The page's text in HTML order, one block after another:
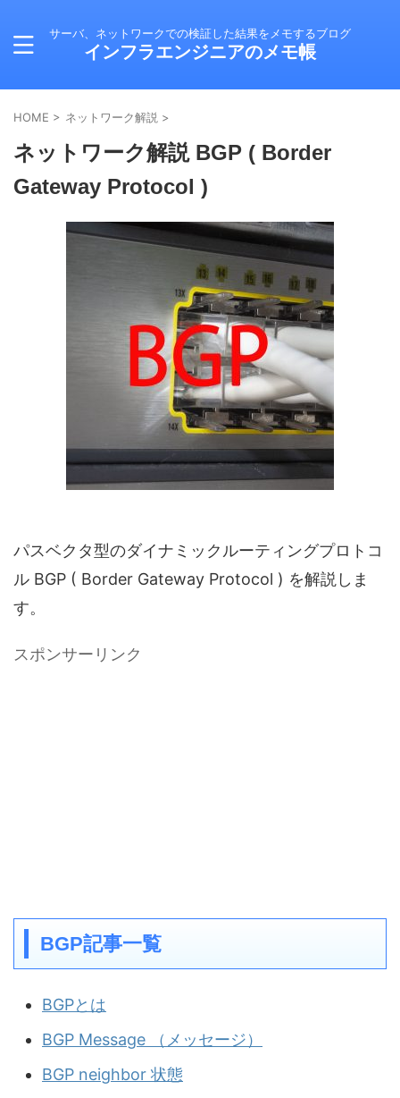
サーバ、ネットワークでの検証した結果をメモするブログ
インフラエンジニアのメモ帳
HOME > ネットワーク解説 >
ネットワーク解説 BGP ( Border
Gateway Protocol )
パスベクタ型のダイナミックルーティングプロトコ
ル BGP ( Border Gateway Protocol ) を解説しま
す。
スポンサーリンク
BGP記事一覧
BGPとは
BGP Message （メッセージ）
BGP neighbor 状態